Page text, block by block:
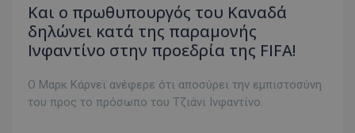
Και ο πρωθυπουργός του Καναδά
δηλώνει κατά της παραμονής
Ινφαντίνο στην προεδρία της FIFA!
Ο Μαρκ Κάρνεϊ ανέφερε ότι αποσύρει την εμπιστοσύνη
του προς το πρόσωπο του Τζιάνι Ινφαντίνο.